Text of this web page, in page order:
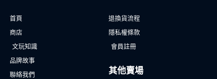
首頁
商店
文玩知識
品牌故事
聯絡我們
退換貨流程
隱私權條款
會員註冊
其他賣場